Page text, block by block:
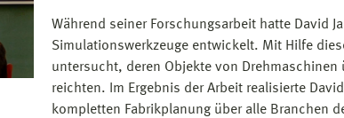
Während seiner Forschungsarbeit hatte David
Simulationswerkzeuge entwickelt. Mit Hilfe
untersucht, deren Objekte von
reichten. Im Ergebnis der Arbeit realisierte
kompletten Fabrikplanung über alle Branchen